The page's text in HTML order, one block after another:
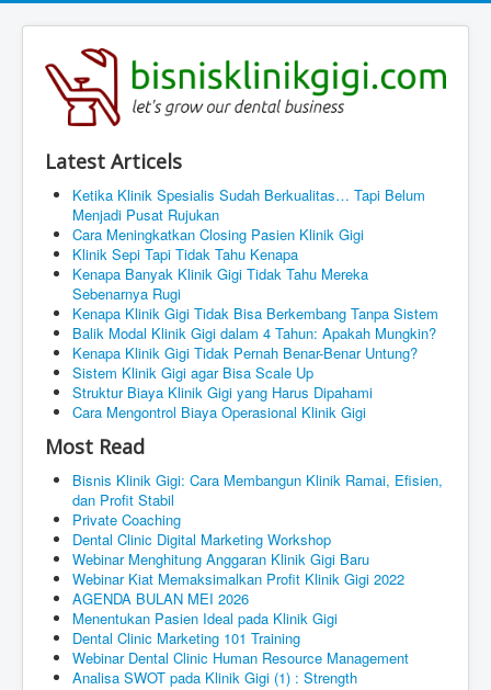
Latest Articels
Ketika Klinik Spesialis Sudah Berkualitas… Tapi Belum
Menjadi Pusat Rujukan
Cara Meningkatkan Closing Pasien Klinik Gigi
Klinik Sepi Tapi Tidak Tahu Kenapa
Kenapa Banyak Klinik Gigi Tidak Tahu Mereka
Sebenarnya Rugi
Kenapa Klinik Gigi Tidak Bisa Berkembang Tanpa Sistem
Balik Modal Klinik Gigi dalam 4 Tahun: Apakah Mungkin?
Kenapa Klinik Gigi Tidak Pernah Benar-Benar Untung?
Sistem Klinik Gigi agar Bisa Scale Up
Struktur Biaya Klinik Gigi yang Harus Dipahami
Cara Mengontrol Biaya Operasional Klinik Gigi
Most Read
Bisnis Klinik Gigi: Cara Membangun Klinik Ramai, Efisien,
dan Profit Stabil
Private Coaching
Dental Clinic Digital Marketing Workshop
Webinar Menghitung Anggaran Klinik Gigi Baru
Webinar Kiat Memaksimalkan Profit Klinik Gigi 2022
AGENDA BULAN MEI 2026
Menentukan Pasien Ideal pada Klinik Gigi
Dental Clinic Marketing 101 Training
Webinar Dental Clinic Human Resource Management
Analisa SWOT pada Klinik Gigi (1) : Strength